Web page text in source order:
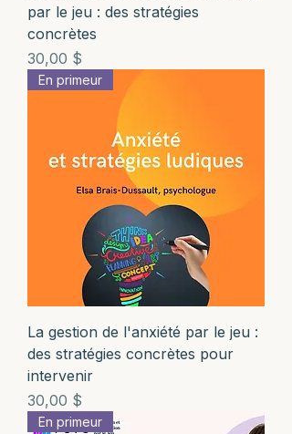
par le jeu : des stratégies
concrètes
Prix
30,00 $
En primeur
La gestion de l'anxiété par le jeu :
des stratégies concrètes pour
intervenir
Prix
30,00 $
En primeur